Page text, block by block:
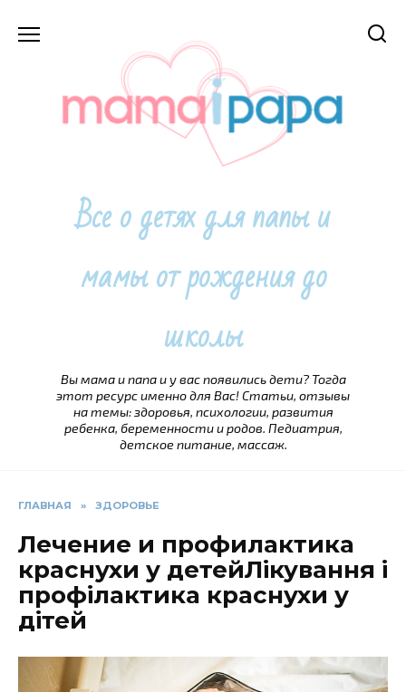
Все о детях для папы и
мамы от рождения до
школы
Вы мама и папа и у вас появились дети? Тогда
этот ресурс именно для Вас! Статьи, отзывы
на темы: здоровья, психологии, развития
ребенка, беременности и родов. Педиатрия,
детское питание, массаж.
ГЛАВНАЯ » ЗДОРОВЬЕ
Лечение и профилактика
краснухи у детейЛікування і
профілактика краснухи у
дітей